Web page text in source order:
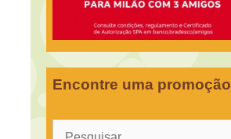
Encontre uma promoção
Pesquisar